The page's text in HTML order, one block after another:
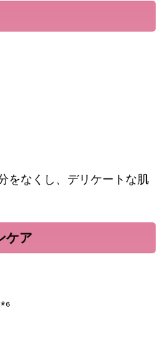
をなくし、デリケートな肌
ケア